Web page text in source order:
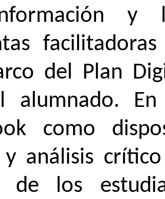
y
del Plan
alumnado.
como
y análisis
de los